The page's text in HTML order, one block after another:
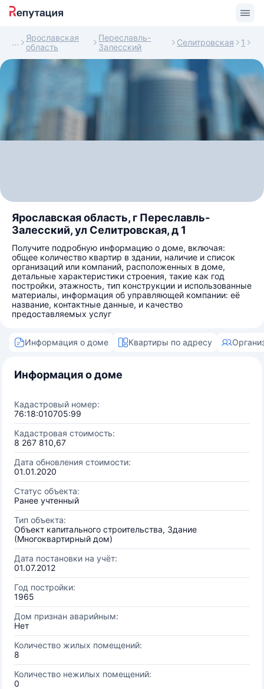
Ярославская
область
Переславль-
Залесский
Селитровская 1
Ярославская область, г Переславль-
Залесский, ул Селитровская, д 1
Получите подробную информацию о доме, включая:
общее количество квартир в здании, наличие и список
организаций или компаний, расположенных в доме,
детальные характеристики строения, такие как год
постройки, этажность, тип конструкции и использованные
материалы, информация об управляющей компании: её
название, контактные данные, и качество
предоставляемых услуг
Информация о доме Квартиры по адресу
Информация о доме
Кадастровый номер:
76:18:010705:99
Кадастровая стоимость:
8 267 810,67
Дата обновления стоимости:
01.01.2020
Статус объекта:
Ранее учтенный
Тип объекта:
Объект капитального строительства, Здание
(Многоквартирный дом)
Дата постановки на учёт:
01.07.2012
Год постройки:
1965
Дом признан аварийным:
Нет
Количество жилых помещений:
8
Количество нежилых помещений:
0